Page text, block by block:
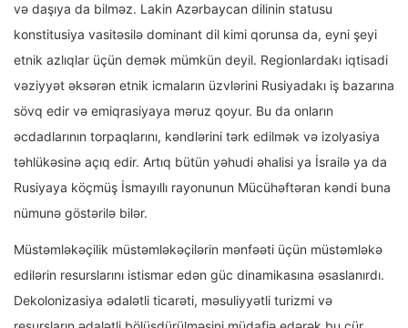
və daşıya da bilməz. Lakin Azərbaycan dilinin statusu
konstitusiya vasitəsilə dominant dil kimi qorunsa da, eyni şeyi
etnik azlıqlar üçün demək mümkün deyil. Regionlardakı iqtisadi
vəziyyət əksərən etnik icmaların üzvlərini Rusiyadakı iş bazarına
sövq edir və emiqrasiyaya məruz qoyur. Bu da onların
əcdadlarının torpaqlarını, kəndlərini tərk edilmək və izolyasiya
təhlükəsinə açıq edir. Artıq bütün yəhudi əhalisi ya İsrailə ya da
Rusiyaya köçmüş İsmayıllı rayonunun Mücühəftəran kəndi buna
nümunə göstərilə bilər.
Müstəmləkəçilik müstəmləkəçilərin mənfəəti üçün müstəmləkə
edilərin resurslarını istismar edən güc dinamikasına əsaslanırdı.
Dekolonizasiya ədalətli ticarəti, məsuliyyətli turizmi və